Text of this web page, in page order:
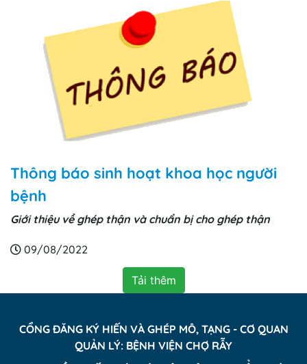
Thông báo sinh hoạt khoa học người
bệnh
Giới thiệu về ghép thận và chuẩn bị cho ghép thận
09/08/2022
Tải thêm
CỔNG ĐĂNG KÝ HIẾN VÀ GHÉP MÔ, TẠNG - CƠ QUAN
QUẢN LÝ: BỆNH VIỆN CHỢ RẪY